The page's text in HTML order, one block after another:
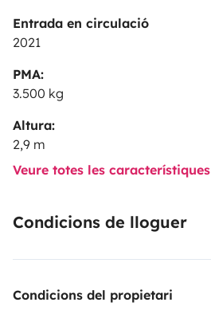
Entrada en circulació
2021
PMA:
3.500 kg
Altura:
2,9 m
Veure totes les característiques
Condicions de lloguer
Condicions del propietari